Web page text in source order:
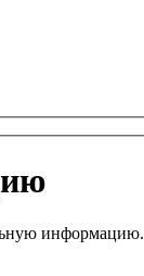
информацию.